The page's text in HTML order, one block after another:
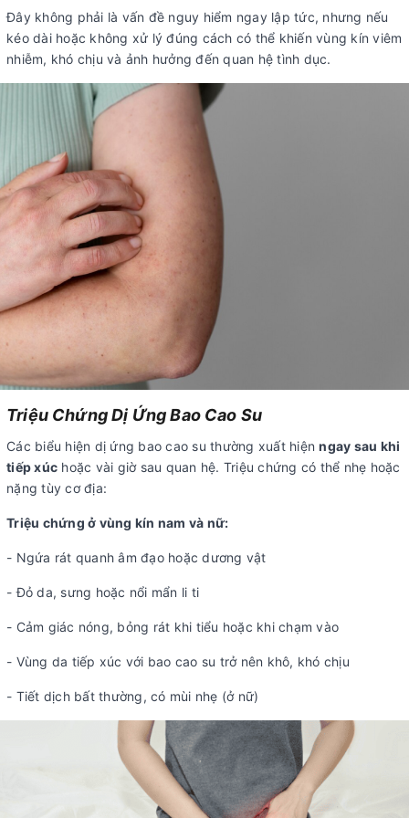
Đây không phải là vấn đề nguy hiểm ngay lập tức, nhưng nếu
kéo dài hoặc không xử lý đúng cách có thể khiến vùng kín viêm
nhiễm, khó chịu và ảnh hưởng đến quan hệ tình dục.
Triệu Chứng Dị Ứng Bao Cao Su
Các biểu hiện dị ứng bao cao su thường xuất hiệnngay sau khi
tiếp xúc hoặc vài giờ sau quan hệ. Triệu chứng có thể nhẹ hoặc
nặng tùy cơ địa:
Triệu chứng ở vùng kín nam và nữ:
- Ngứa rát quanh âm đạo hoặc dương vật
- Đỏ da, sưng hoặc nổi mẩn li ti
- Cảm giác nóng, bỏng rát khi tiểu hoặc khi chạm vào
- Vùng da tiếp xúc với bao cao su trở nên khô, khó chịu
- Tiết dịch bất thường, có mùi nhẹ (ở nữ)